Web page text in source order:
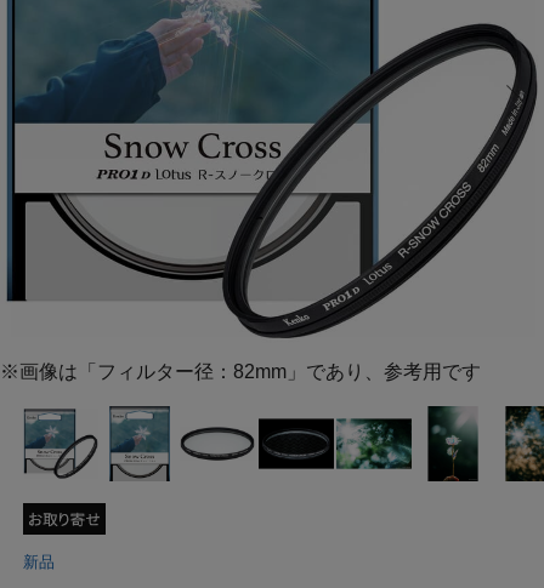
※画像は「フィルター径：82mm」であり、参考用です
新品